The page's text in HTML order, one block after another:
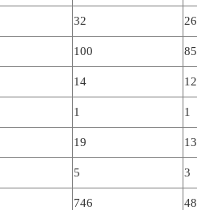
32 26
100 85
14 12
1 1
19 13
5 3
746